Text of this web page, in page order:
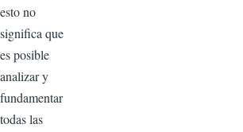
esto no
significa que
es posible
analizar y
fundamentar
todas las